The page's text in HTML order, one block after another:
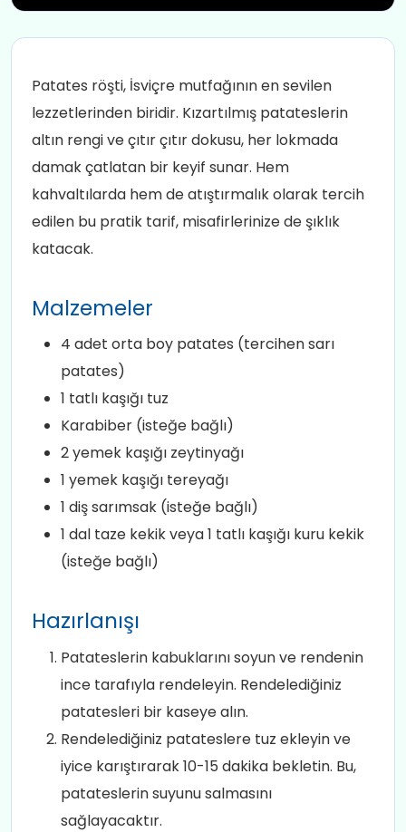
Patates röşti, İsviçre mutfağının en sevilen
lezzetlerinden biridir. Kızartılmış patateslerin
altın rengi ve çıtır çıtır dokusu, her lokmada
damak çatlatan bir keyif sunar. Hem
kahvaltılarda hem de atıştırmalık olarak tercih
edilen bu pratik tarif, misafirlerinize de şıklık
katacak.
Malzemeler
4 adet orta boy patates (tercihen sarı
patates)
1 tatlı kaşığı tuz
Karabiber (isteğe bağlı)
2 yemek kaşığı zeytinyağı
1 yemek kaşığı tereyağı
1 diş sarımsak (isteğe bağlı)
1 dal taze kekik veya 1 tatlı kaşığı kuru kekik
(isteğe bağlı)
Hazırlanışı
Patateslerin kabuklarını soyun ve rendenin
ince tarafıyla rendeleyin. Rendelediğiniz
patatesleri bir kaseye alın.
Rendelediğiniz patateslere tuz ekleyin ve
iyice karıştırarak 10-15 dakika bekletin. Bu,
patateslerin suyunu salmasını
sağlayacaktır.